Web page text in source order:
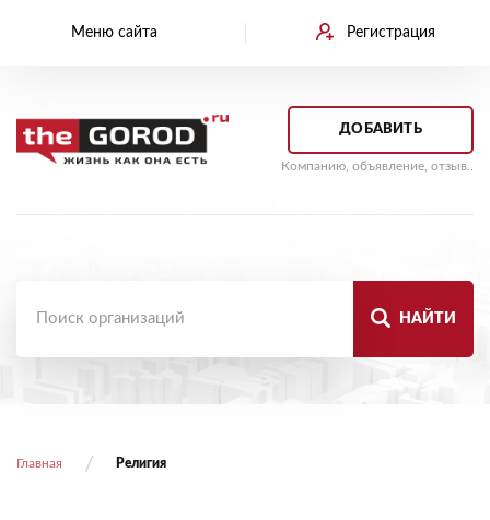
Меню сайта Регистрация
ДОБАВИТЬ
Компанию, объявление, отзыв..
НАЙТИ
Главная Религия